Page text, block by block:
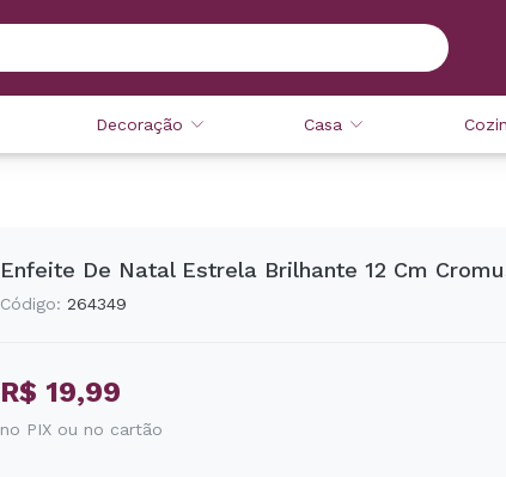
Decoração Casa
Enfeite De Natal Estrela Brilhante 12 Cm
Código: 264349
R$ 19,99
no PIX ou no cartão